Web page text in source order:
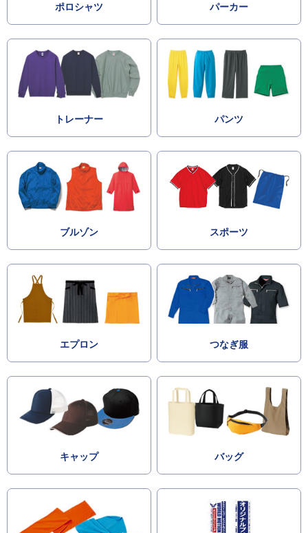
ポロシャツ パーカー
トレーナー パンツ
ブルゾン スポーツ
エプロン つなぎ服
キャップ バッグ